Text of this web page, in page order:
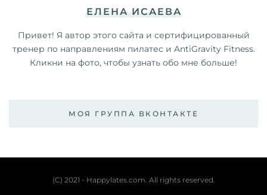
ЕЛЕНА ИСАЕВА
Привет! Я автор этого сайта и сертифицированный
тренер по направлениям пилатес и AntiGravity Fitness.
Кликни на фото, чтобы узнать обо мне больше!
МОЯ ГРУППА ВКОНТАКТЕ
(C) 2021 - Happylates.com. All rights reserved.